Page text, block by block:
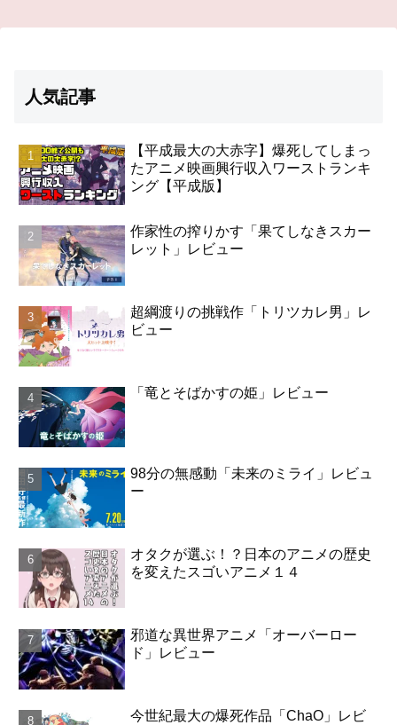
人気記事
【平成最大の大赤字】爆死してしまっ
たアニメ映画興行収入ワーストランキ
ング【平成版】
作家性の搾りかす「果てしなきスカー
レット」レビュー
超綱渡りの挑戦作「トリツカレ男」レ
ビュー
「竜とそばかすの姫」レビュー
98分の無感動「未来のミライ」レビュ
ー
オタクが選ぶ！？日本のアニメの歴史
を変えたスゴいアニメ１４
邪道な異世界アニメ「オーバーロー
ド」レビュー
今世紀最大の爆死作品「ChaO」レビ